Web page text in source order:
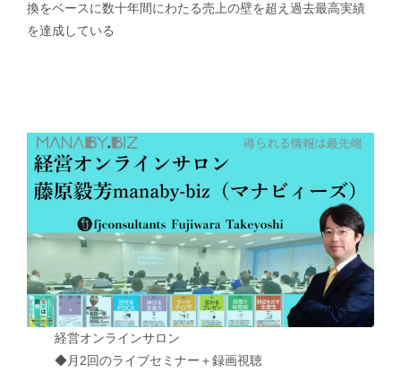
換をベースに数十年間にわたる売上の壁を超え過去最高実績
を達成している
経営オンラインサロン
◆月2回のライブセミナー＋録画視聴